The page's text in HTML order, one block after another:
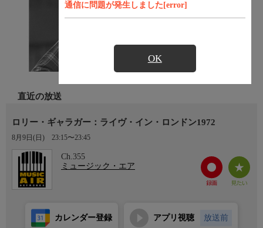
通信に問題が発生しました[error]
OK
直近の放送
ロリー・ギャラガー：ライヴ・イン・ロンドン1972
8月9日(日) 23:15〜23:45
Ch.355
ミュージック・エア
カレンダー登録 アプリ視聴 放送前